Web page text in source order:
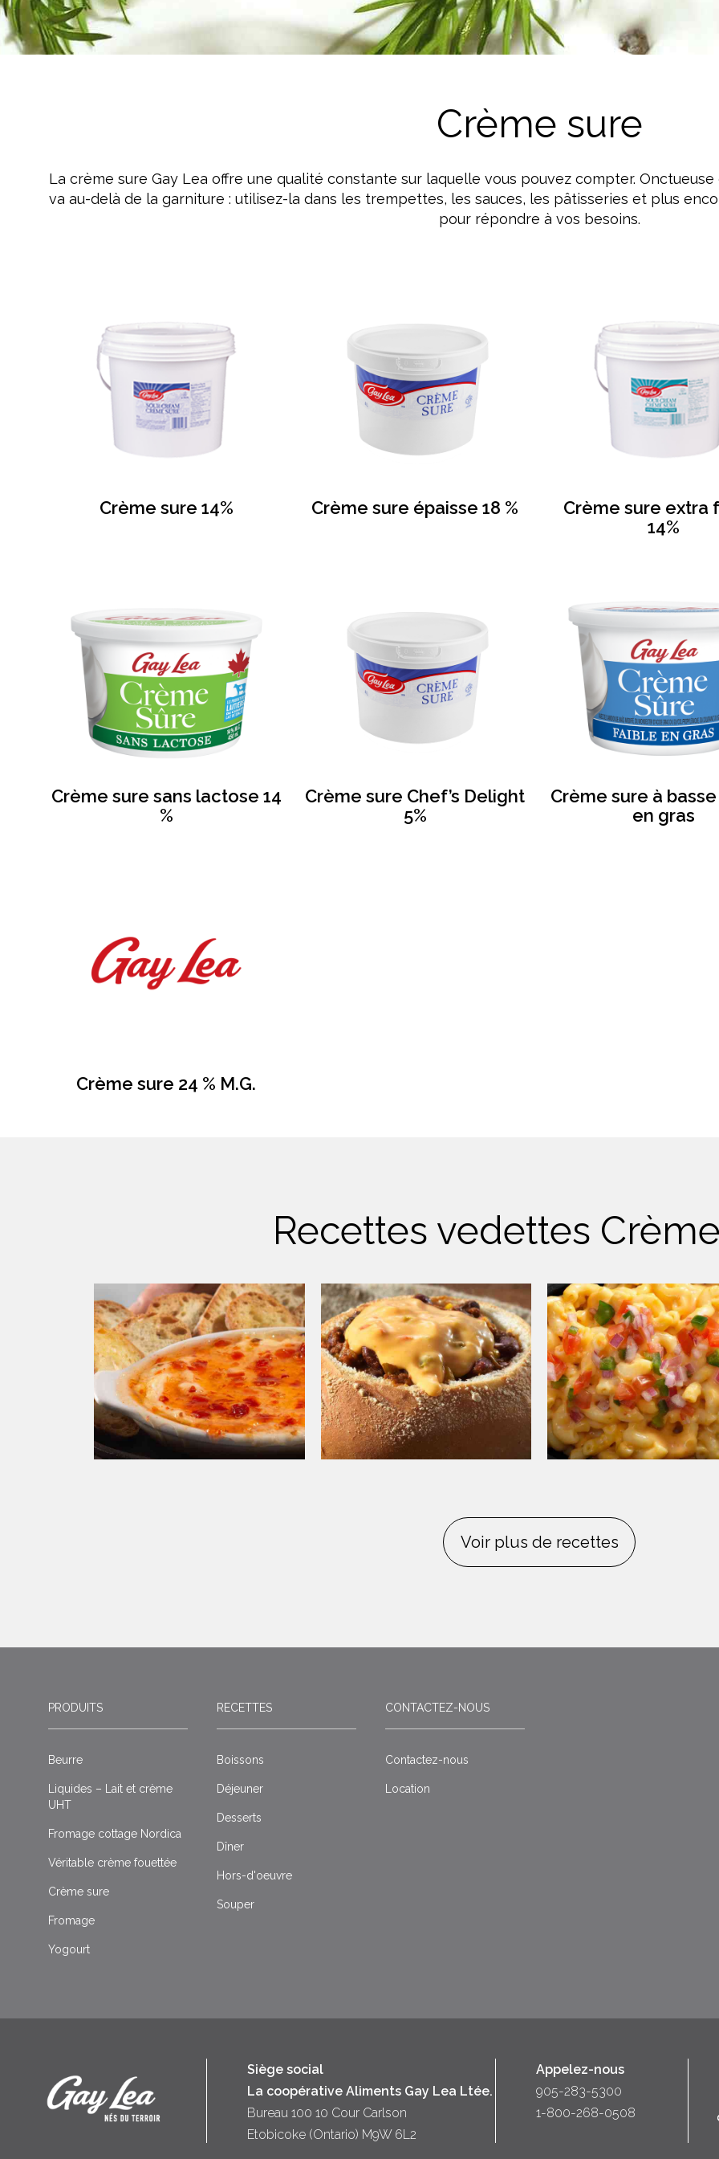
Crème Fouettée Lait
Yogourt
Crème sure
La crème sure Gay Lea offre une qualité constante sur laquelle vous pouvez compter.
va au-delà de la garniture : utilisez-la dans les trempettes, les sauces, les pâtisseries et plus
pour répondre à vos besoins.
Crème sure 14% Crème sure épaisse 18 %
Crème sure extra
14%
Crème sure sans lactose 14
%
Crème sure Chef’s Delight
5%
Crème sure à
en gras
Crème sure 24 % M.G.
Recettes vedettes
Voir plus de recettes
PRODUITS
Beurre
Liquides – Lait et crème
UHT
Fromage cottage Nordica
Véritable crème fouettée
Crème sure
Fromage
Yogourt
RECETTES
Boissons
Déjeuner
Desserts
Dîner
Hors-d'oeuvre
Souper
CONTACTEZ-NOUS
Contactez-nous
Location
Siège social
La coopérative Aliments Gay Lea Ltée.
Bureau 100 10 Cour Carlson
Etobicoke (Ontario) M9W 6L2
Appelez-nous
905-283-5300
1-800-268-0508